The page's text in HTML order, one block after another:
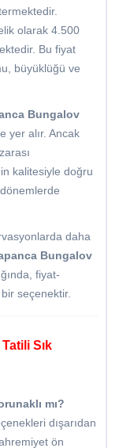
olarak 4.500
Bu fiyat
büyüklüğü ve
Bungalov
yer alır. Ancak
kalitesiyle doğru
daha
Bungalov
fiyat-
seçenektir.
Sık
mı?
dışarıdan
ön